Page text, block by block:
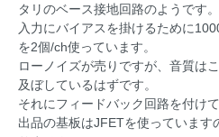
タリのベース接地回路のようです。
入力にバイアスを掛けるために
を2個/ch使っています。
ローノイズが売りですが、音質は
及ぼしているはずです。
それにフィードバック回路を付け
出品の基板はJFETを使っています